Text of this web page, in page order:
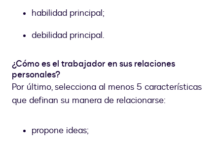
habilidad principal;
debilidad principal.
¿Cómo es el trabajador en sus relaciones
personales?
Por último, selecciona al menos 5 características
que definan su manera de relacionarse:
propone ideas;